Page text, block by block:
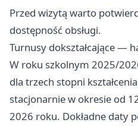
Przed wizytą warto
dostępność obsługi.
Turnusy dokształcające —
W roku szkolnym 2025/
dla trzech stopni
stacjonarnie w okresie od
2026 roku. Dokładne daty